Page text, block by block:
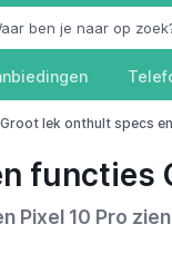
Groot lek onthult specs
functies
Pixel 10 Pro zien